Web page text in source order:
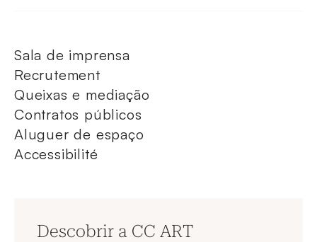
Sala de imprensa
Recrutement
Queixas e mediação
Contratos públicos
Aluguer de espaço
Accessibilité
Descobrir a CC ART